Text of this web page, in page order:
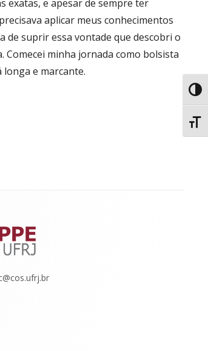
exatas, e apesar de sempre ter
aplicar meus conhecimentos
de suprir essa vontade que descobri o
Comecei minha jornada como bolsista
e marcante.